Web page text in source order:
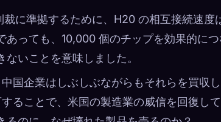
裁に準拠するために、H20 の相互接続速度
あっても、10,000 個のチップを効果的に
いことを意味しました。
国企業はしぶしぶながらもそれらを買収
ることで、米国の製造業の威信を回復し